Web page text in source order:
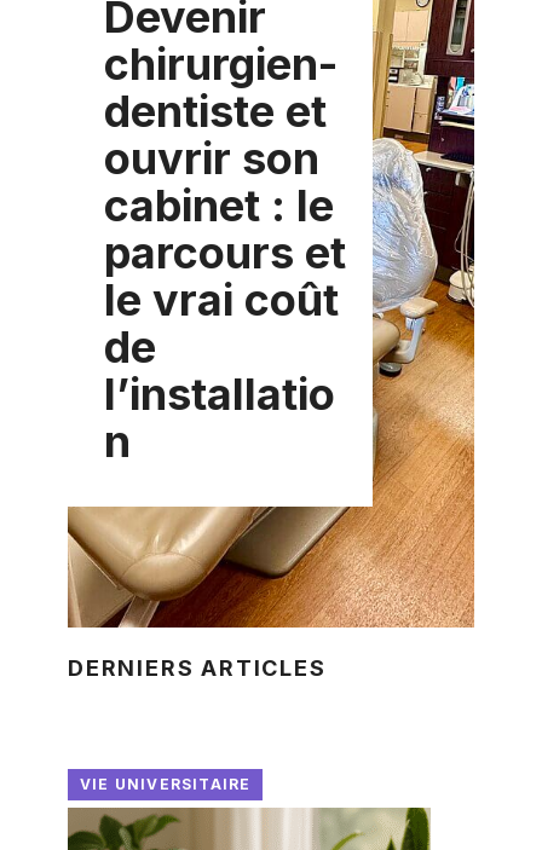
Devenir
chirurgien-
dentiste et
ouvrir son
cabinet : le
parcours et
le vrai coût
de
l’installatio
n
DERNIERS ARTICLES
VIE UNIVERSITAIRE